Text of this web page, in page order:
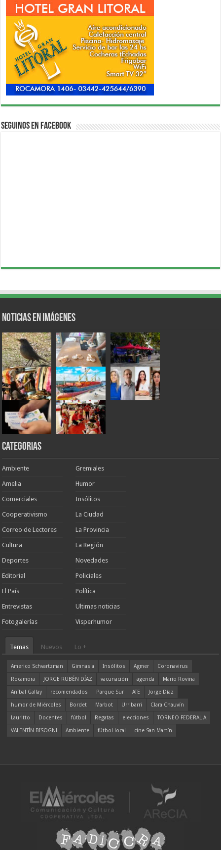
Seguinos en Facebook
Noticias en Imágenes
Categorias
Ambiente
Amelia
Comerciales
Cooperativismo
Correo de Lectores
Cultura
Deportes
Editorial
El País
Entrevistas
Fotogalerías
Gremiales
Humor
Insólitos
La Ciudad
La Provincia
La Región
Novedades
Policiales
Política
Ultimas noticias
Visperhumor
Temas Nuevos Lo +
Americo Schvartzman Gimnasia Insólitos Agmer
Coronavirus
Rocamora
JORGE RUBÉN DÍAZ vacunación agenda
Mario Rovina
Aníbal Gallay
recomendados Parque Sur ATE
Jorge Díaz
humor de Miércoles
Bordet Marbot Urribarri
Clara Chauvín
Lauritto
Docentes fútbol Regatas elecciones
TORNEO FEDERAL A
VALENTÍN BISOGNI
Ambiente fútbol local cine San Martín